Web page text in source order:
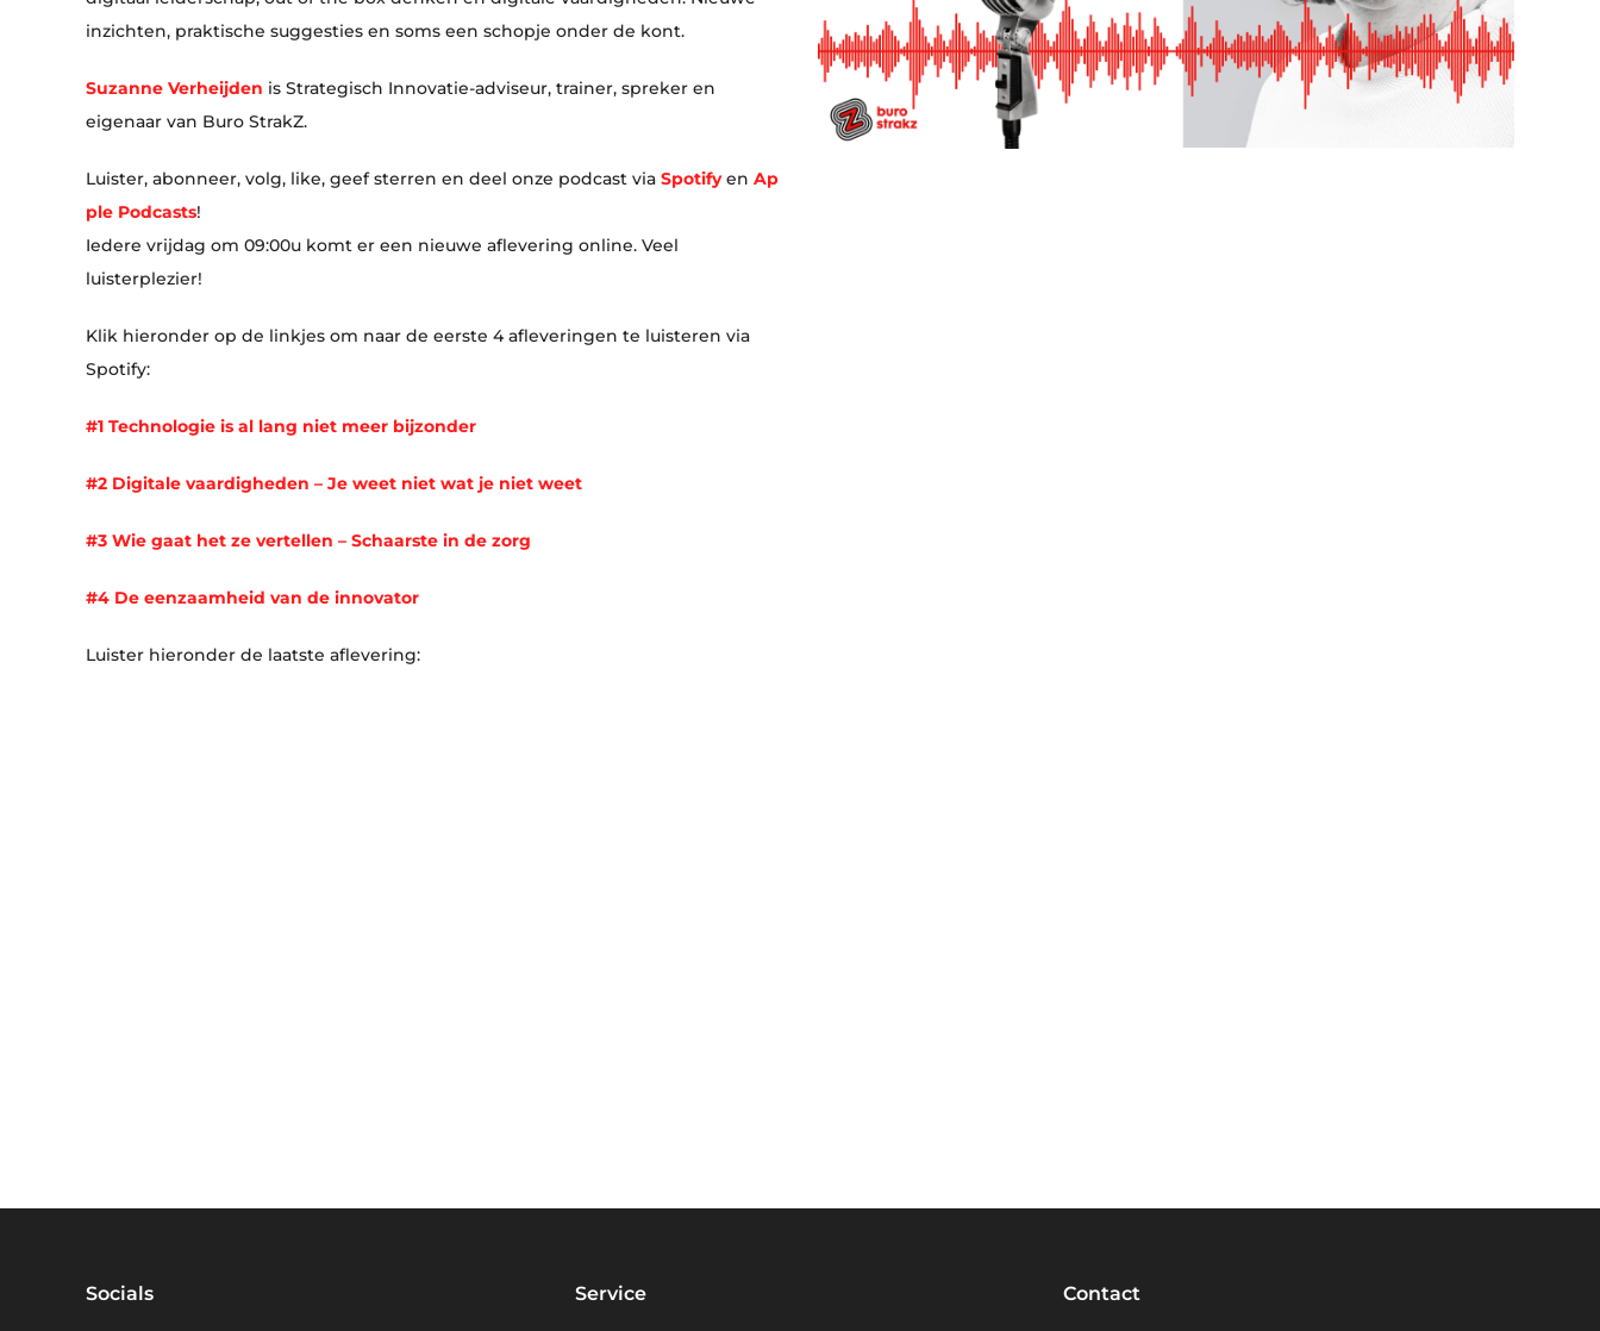
inzichten, praktische suggesties en soms een schopje onder de kont.
Suzanne Verheijden is Strategisch Innovatie-adviseur, trainer, spreker en
eigenaar van Buro StrakZ.
Luister, abonneer, volg, like, geef sterren en deel onze podcast via Spotifyen Ap
ple Podcasts!
Iedere vrijdag om 09:00u komt er een nieuwe aflevering online. Veel
luisterplezier!
Klik hieronder op de linkjes om naar de eerste 4 afleveringen te luisteren via
Spotify:
#1 Technologie is al lang niet meer bijzonder
#2 Digitale vaardigheden – Je weet niet wat je niet weet
#3 Wie gaat het ze vertellen – Schaarste in de zorg
#4 De eenzaamheid van de innovator
Luister hieronder de laatste aflevering:
Socials Service Contact